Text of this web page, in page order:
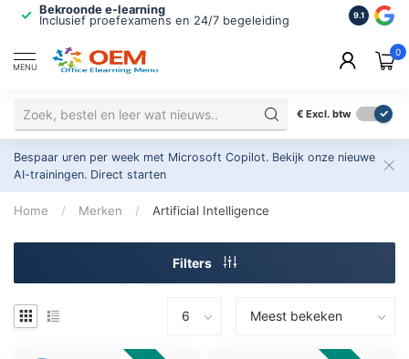
Bekroonde e-learning
Inclusief proefexamens en 24/7 begeleiding
ISO
2.500+
9.1
MENU
0
€ Excl. btw
Bespaar uren per week met Microsoft Copilot. Bekijk onze nieuwe
AI-trainingen. Direct starten
Home / Merken / Artificial Intelligence
Filters